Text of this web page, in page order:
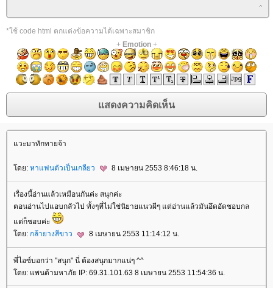
*ใช้ code html ตกแต่งข้อความได้เฉพาะสมาชิก
+ Emotion+
วะมาทักทายจ้า
ดย: หาแฟนตัวเป็นเกลียว 8 เมษายน 2553 8:46:18 น.
เรื่องนี้อ่านแล้วเหมือนกันค่ะ สนุกค่ะ
ตอนอ่านไปแอบกลัวไป ทั้งๆที่ไม่ใช่นิยายแนวผีๆ แต่อ่านแล้วมันอึดอัดชอบกล
ต่ก็ชอบค่ะ
ดย: กล้ายางสีขาว 8 เมษายน 2553 11:14:12 น.
พี่ไอซ์บอกว่า "สนุก" นี่ ต้องสนุกมากแน่ๆ ^^
ดย: แพนด้ามหาภัย IP: 69.31.101.63 8 เมษายน 2553 11:54:36 น.